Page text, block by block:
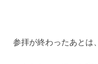
参拝が終わったあとは、